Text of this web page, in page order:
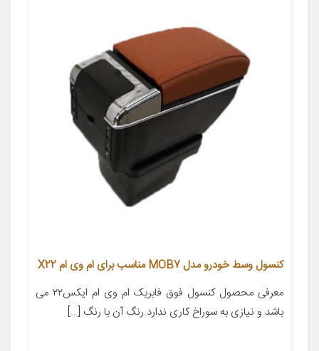
کنسول وسط خودرو مدل MOB7 مناسب برای ام وی ام X22
معرفی محصول کنسول فوق فابریک ام وی ام ایکس۲۲ می
باشد و نیازی به سوراخ کاری ندارد.رنگ آن با رنگ […]